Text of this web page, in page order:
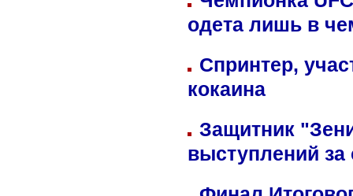
одета лишь в
Спринтер,
кокаина
Защитник
выступлений